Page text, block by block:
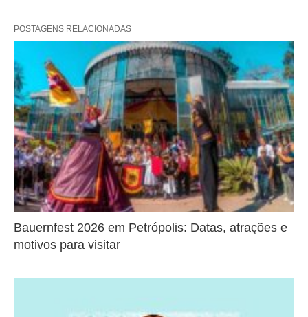
POSTAGENS RELACIONADAS
Bauernfest 2026 em Petrópolis: Datas, atrações e
motivos para visitar